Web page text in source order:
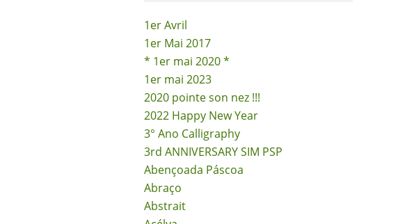
1er Avril
1er Mai 2017
* 1er mai 2020 *
1er mai 2023
2020 pointe son nez !!!
2022 Happy New Year
3° Ano Calligraphy
3rd ANNIVERSARY SIM PSP
Abençoada Páscoa
Abraço
Abstrait